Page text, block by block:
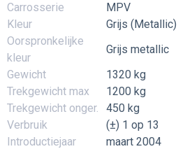
Carrosserie
MPV
Kleur
Grijs (Metallic)
Oorspronkelijke
kleur
Grijs metallic
Gewicht
1320 kg
Trekgewicht max
1200 kg
Trekgewicht onger.
450 kg
Verbruik
(±) 1 op 13
Introductiejaar
maart 2004